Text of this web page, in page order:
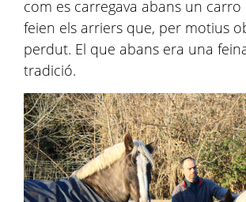
com es carregava abans un
feien els arriers que, per motius
perdut. El que abans era una
tradició.